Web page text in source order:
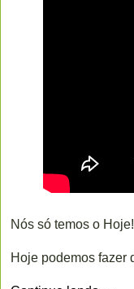
Nós só temos o Hoje!
Hoje podemos fazer